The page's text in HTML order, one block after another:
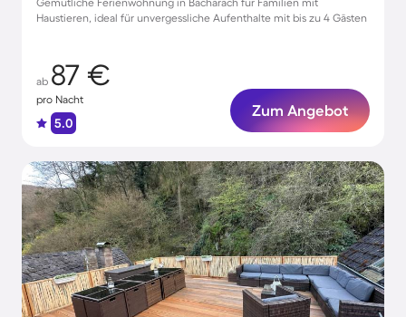
Haustieren, ideal für unvergessliche Aufenthalte mit bis zu 4 Gästen
ab 87 €
pro Nacht
5.0
Zum Angebot